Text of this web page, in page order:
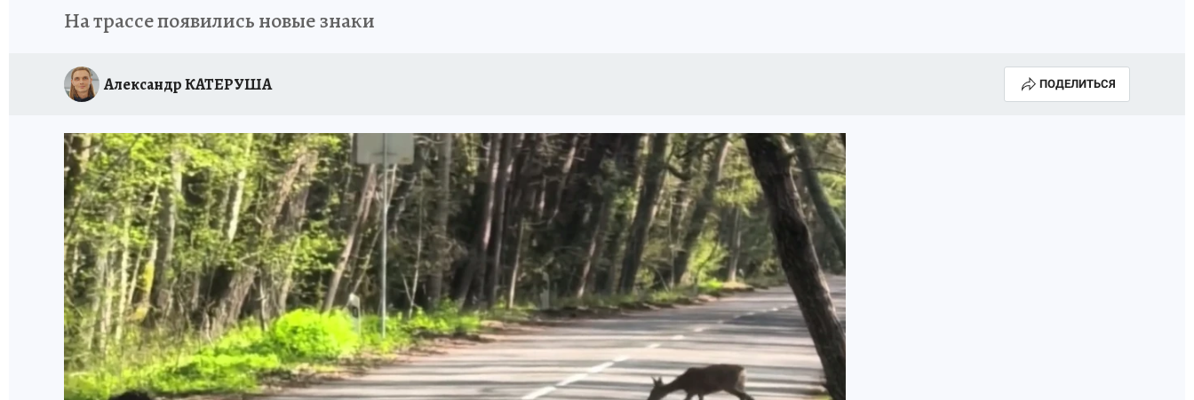
На трассе появились новые знаки
Александр КАТЕРУША ПОДЕЛИТЬСЯ